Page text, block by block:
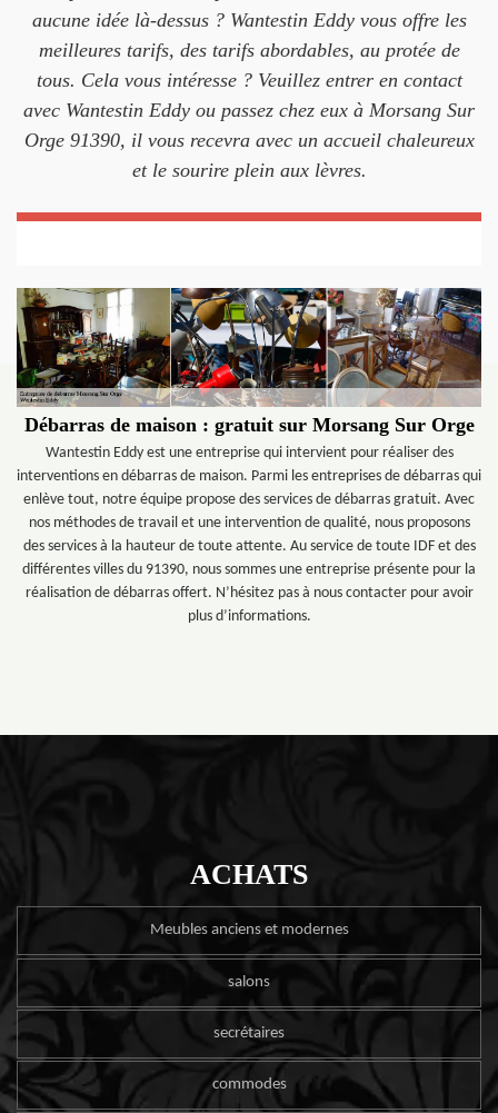
aucune idée là-dessus ? Wantestin Eddy vous offre les
meilleures tarifs, des tarifs abordables, au protée de
tous. Cela vous intéresse ? Veuillez entrer en contact
avec Wantestin Eddy ou passez chez eux à Morsang Sur
Orge 91390, il vous recevra avec un accueil chaleureux
et le sourire plein aux lèvres.
Débarras de maison : gratuit sur Morsang Sur Orge
Wantestin Eddy est une entreprise qui intervient pour réaliser des
interventions en débarras de maison. Parmi les entreprises de débarras qui
enlève tout, notre équipe propose des services de débarras gratuit. Avec
nos méthodes de travail et une intervention de qualité, nous proposons
des services à la hauteur de toute attente. Au service de toute IDF et des
différentes villes du 91390, nous sommes une entreprise présente pour la
réalisation de débarras offert. N’hésitez pas à nous contacter pour avoir
plus d’informations.
ACHATS
Meubles anciens et modernes
salons
secrétaires
commodes